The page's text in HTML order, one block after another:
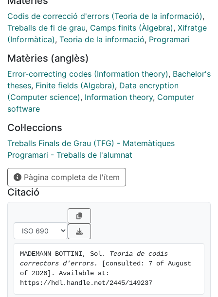
de codis. L’objectiu principal d’aquest projecte és
mostrar la rellevància que té que un codi corrector
d’errors, a part de tenir uns bons paràmetres i trobar
els errors i corregir-los, tingui
útil un codi que corregeix una paraula en 0,01 segons
que un que la corregeix en 1 segon. Parlarem doncs
dels algoritmes de correcció i descodificació d’errors i
buscarem el més eficient.
Codis de correcció d'errors (Teoria de la informació),
Treballs de fi de grau, Camps finits (Àlgebra), Xifratge
(Informàtica), Teoria de la informació, Programari
Matèries (anglès)
Error-correcting codes (Information theory), Bachelor's
theses, Finite fields (Algebra), Data encryption
(Computer science), Information theory, Computer
software
Col·leccions
Treballs Finals de Grau (TFG) - Matemàtiques
Programari - Treballs de l'alumnat
Pàgina completa de l'ítem
Citació
MADEMANN BOTTINI, Sol. Teoria de codis
correctors d'errors.
[consulted: 7 of August
of 2026]. Available at:
https://hdl.handle.net/2445/149237